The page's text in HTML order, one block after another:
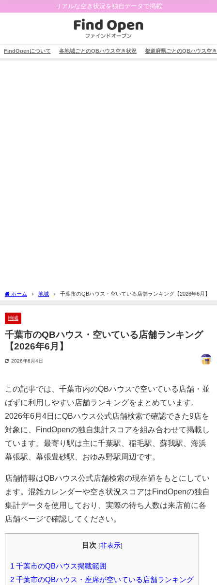
リアルな空き状況を独自データで掲載
FindOpenについて 各地域ごとのQBハウス空き状況 都道府県ごとのQBハウス空
ホーム 地域 千葉市のQBハウス・空いている店舗ランキング【2026年6月】
地域
千葉市のQBハウス・空いている店舗ランキング
【2026年6月】
2026年6月4日
この記事では、千葉市内のQBハウスで空いている店舗・並
ばずに利用しやすい店舗ランキングをまとめています。
2026年6月4日にQBハウス公式店舗検索で確認できた9店を
対象に、FindOpenの独自集計スコアを組み合わせて掲載し
ています。最寄り駅は主に千葉駅、稲毛駅、蘇我駅、海浜
幕張駅、幕張豊砂駅、おゆみ野駅周辺です。
店舗情報はQBハウス公式店舗検索の現在値をもとにしてい
ます。混雑カレンダーや空き状況スコアはFindOpenの独自
集計データを使用しており、実際の待ち人数は来店前に各
店舗ページで確認してください。
目次 [非表示]
1 千葉市のQBハウス掲載範囲
2 千葉市のQBハウス・座席が空いている店舗ランキング